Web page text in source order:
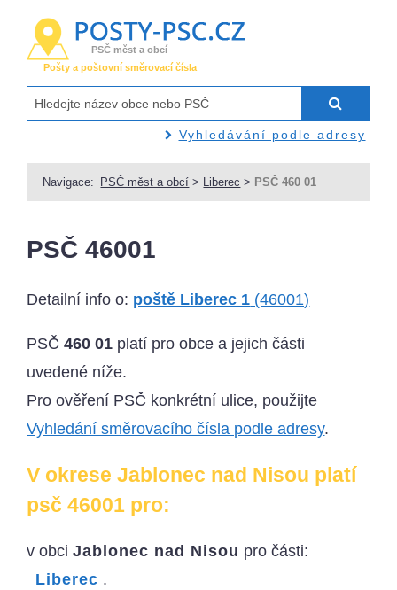
PSČ měst a obcí
Pošty a poštovní směrovací čísla
Vyhledávání podle adresy
Navigace: PSČ měst a obcí > Liberec > PSČ 460 01
PSČ 46001
Detailní info o: poště Liberec 1 (46001)
PSČ460 01 platí pro obce a jejich části
uvedené níže.
Pro ověření PSČ konkrétní ulice, použijte
Vyhledání směrovacího čísla podle adresy.
V okrese Jablonec nad Nisou platí
psč 46001 pro:
v obciJablonec nad Nisou pro části:
Liberec .